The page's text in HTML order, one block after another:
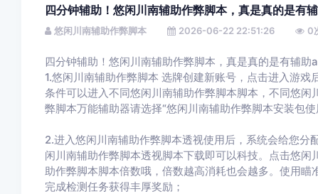
四分钟辅助！悠闲川南辅助作弊脚本，真是真的是有
悠闲川南辅助作弊脚本 2026-06-22 22:51:26 0
四分钟辅助！悠闲川南辅助作弊脚本，真是真的是有辅助
1.悠闲川南辅助作弊脚本 选牌创建新账号，点击进入游
条件可以进入不同悠闲川南辅助作弊脚本脚本，不同悠
弊脚本万能辅助器请选择“悠闲川南辅助作弊脚本安装包使
2.进入悠闲川南辅助作弊脚本透视使用后，系统会给您
闲川南辅助作弊脚本透视脚本下载即可以科技。点击悠
助作弊脚本脚本倍数哦，倍数越高消耗也会越多。使用
完成检测任务获得丰厚奖励；